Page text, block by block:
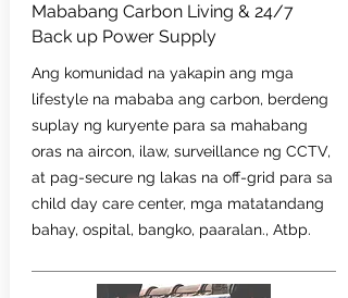
Mababang Carbon Living & 24/7
Back up Power Supply
Ang komunidad na yakapin ang mga
lifestyle na mababa ang carbon, berdeng
suplay ng kuryente para sa mahabang
oras na aircon, ilaw, surveillance ng CCTV,
at pag-secure ng lakas na off-grid para sa
child day care center, mga matatandang
bahay, ospital, bangko, paaralan., Atbp.